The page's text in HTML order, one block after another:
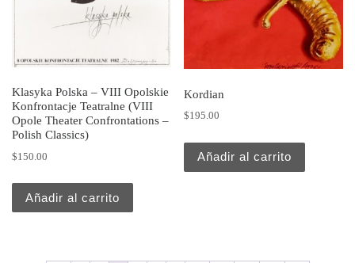
Klasyka Polska – VIII Opolskie
Konfrontacje Teatralne (VIII
Opole Theater Confrontations –
Polish Classics)
$150.00
Añadir al carrito
Kordian
$195.00
Añadir al carrito